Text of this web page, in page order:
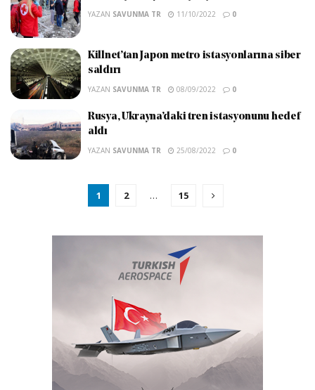
YAZAN SAVUNMA TR 11/10/2022 0
Killnet’tan Japon metro istasyonlarına siber
saldırı
YAZAN SAVUNMA TR 08/09/2022 0
Rusya, Ukrayna’daki tren istasyonunu hedef
aldı
YAZAN SAVUNMA TR 25/08/2022 0
1 2 … 15